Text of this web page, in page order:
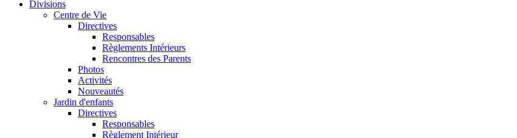
Divisions
Centre de Vie
Directives
Responsables
Règlements Intérieurs
Rencontres des Parents
Photos
Activités
Nouveautés
Jardin d'enfants
Directives
Responsables
Règlement Intérieur